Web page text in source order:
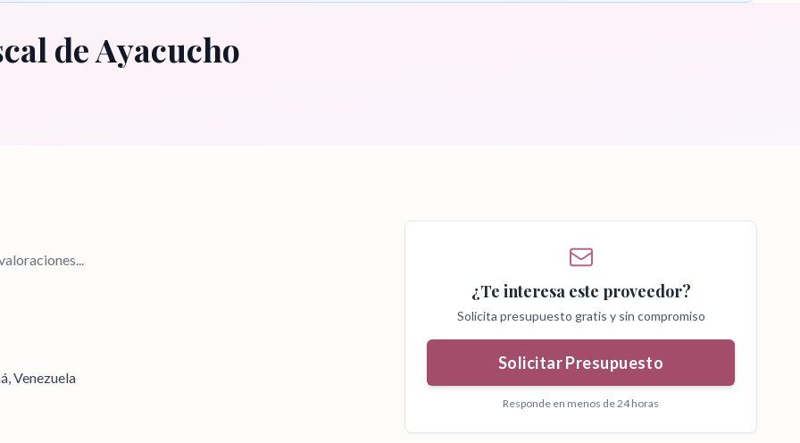
de Ayacucho
Venezuela
¿Te interesa este proveedor?
Solicita presupuesto gratis y sin compromiso
Solicitar Presupuesto
Responde en menos de 24 horas